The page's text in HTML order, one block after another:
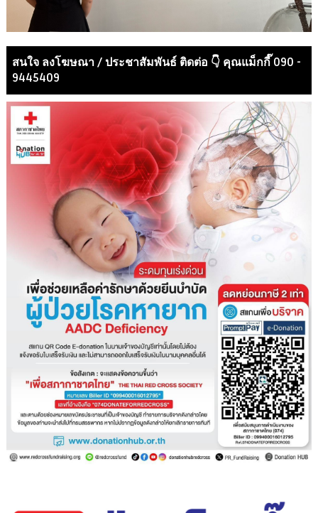
สนใจ ลงโฆษณา / ประชาสัมพันธ์ ติดต่อ 👇 คุณแม็กกี๊ 090 -
9445409